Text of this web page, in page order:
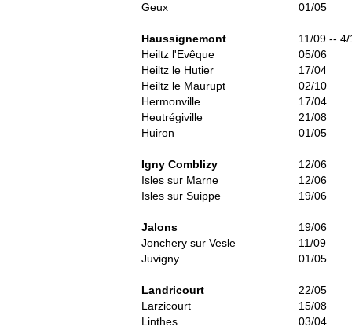
Geux
01/05
Haussignemont
11/09 -- 4/
Heiltz l'Evêque
05/06
Heiltz le Hutier
17/04
Heiltz le Maurupt
02/10
Hermonville
17/04
Heutrégiville
21/08
Huiron
01/05
Igny Comblizy
12/06
Isles sur Marne
12/06
Isles sur Suippe
19/06
Jalons
19/06
Jonchery sur Vesle
11/09
Juvigny
01/05
Landricourt
22/05
Larzicourt
15/08
Linthes
03/04